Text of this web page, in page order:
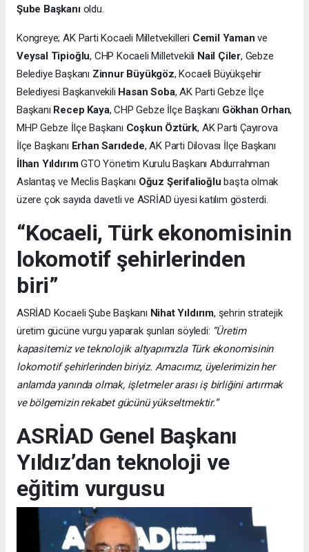
Şube Başkanıoldu.
Kongreye; AK Parti Kocaeli Milletvekilleri Cemil Yaman ve
Veysal Tipioğlu, CHP Kocaeli Milletvekili Nail Çiler, Gebze
Belediye Başkanı Zinnur Büyükgöz, Kocaeli Büyükşehir
Belediyesi Başkanvekili Hasan Soba, AK Parti Gebze İlçe
Başkanı Recep Kaya, CHP Gebze İlçe Başkanı Gökhan Orhan,
MHP Gebze İlçe Başkanı Coşkun Öztürk, AK Parti Çayırova
İlçe Başkanı Erhan Sarıdede, AK Parti Dilovası İlçe Başkanı
İlhan YıldırımGTO Yönetim Kurulu Başkanı Abdurrahman
Aslantaş ve Meclis Başkanı Oğuz Şerifalioğlu başta olmak
üzere çok sayıda davetli ve ASRİAD üyesi katılım gösterdi.
“Kocaeli, Türk ekonomisinin
lokomotif şehirlerinden
biri”
ASRİAD Kocaeli Şube Başkanı Nihat Yıldırım, şehrin stratejik
üretim gücüne vurgu yaparak şunları söyledi: “Üretim
kapasitemiz ve teknolojik altyapımızla Türk ekonomisinin
lokomotif şehirlerinden biriyiz. Amacımız, üyelerimizin her
anlamda yanında olmak, işletmeler arası iş birliğini artırmak
ve bölgemizin rekabet gücünü yükseltmektir.”
ASRİAD Genel Başkanı
Yıldız’dan teknoloji ve
eğitim vurgusu